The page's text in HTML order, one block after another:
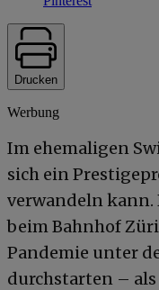
Drucken
Werbung
Im ehemaligen
sich ein
verwandeln
beim Bahnhof
Pandemie unter
durchstarten –